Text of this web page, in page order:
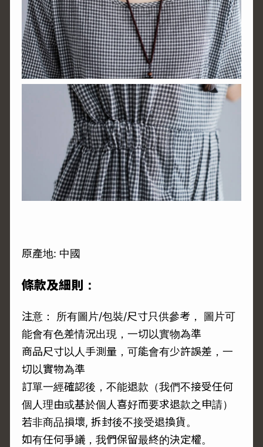
原產地: 中國
條款及細則：
注意： 所有圖片/包裝/尺寸只供參考， 圖片可
能會有色差情況出現，一切以實物為準
商品尺寸以人手測量，可能會有少許誤差，一
切以實物為準
訂單一經確認後，不能退款（我們不接受任何
個人理由或基於個人喜好而要求退款之申請）
若非商品損壞, 拆封後不接受退換貨。
如有任何爭議，我們保留最終的決定權。